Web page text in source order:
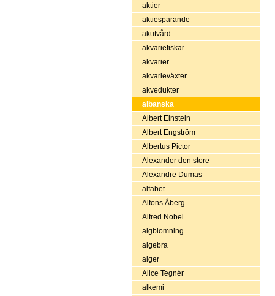
aktier
aktiesparande
akutvård
akvariefiskar
akvarier
akvarieväxter
akvedukter
albanska
Albert Einstein
Albert Engström
Albertus Pictor
Alexander den store
Alexandre Dumas
alfabet
Alfons Åberg
Alfred Nobel
algblomning
algebra
alger
Alice Tegnér
alkemi